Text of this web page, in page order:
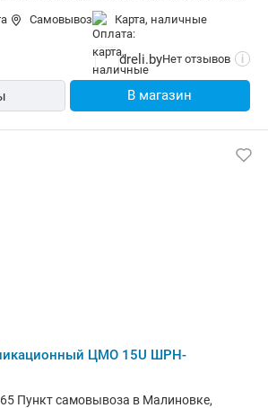
монтаж стационарный,
металл, степень защиты IP20,
см
Самовывоз карта, наличные
dreli.byНет отзывов i
В магазин
ЦМО 15U ШРН-
Пункт самовывоза в Малиновке,